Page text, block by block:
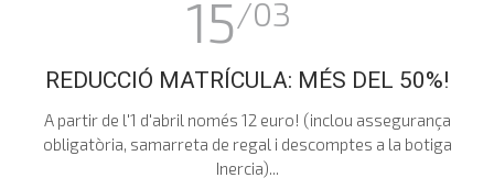
15/03
REDUCCIÓ MATRÍCULA: MÉS DEL 50%!
A partir de l'1 d'abril només 12 euro! (inclou assegurança
obligatòria, samarreta de regal i descomptes a la botiga
Inercia)...